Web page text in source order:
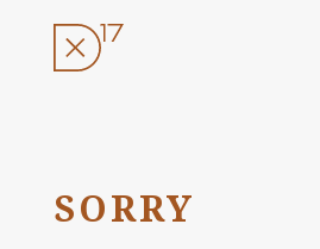
tartalomhoz
SORRY